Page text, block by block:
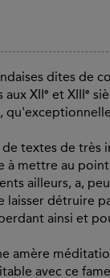
dites de
XII
e et XIII e
textes de très
à mettre au
ailleurs, a,
laisser détruire
ainsi et
amère
avec ce